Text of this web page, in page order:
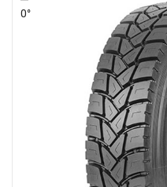
0°